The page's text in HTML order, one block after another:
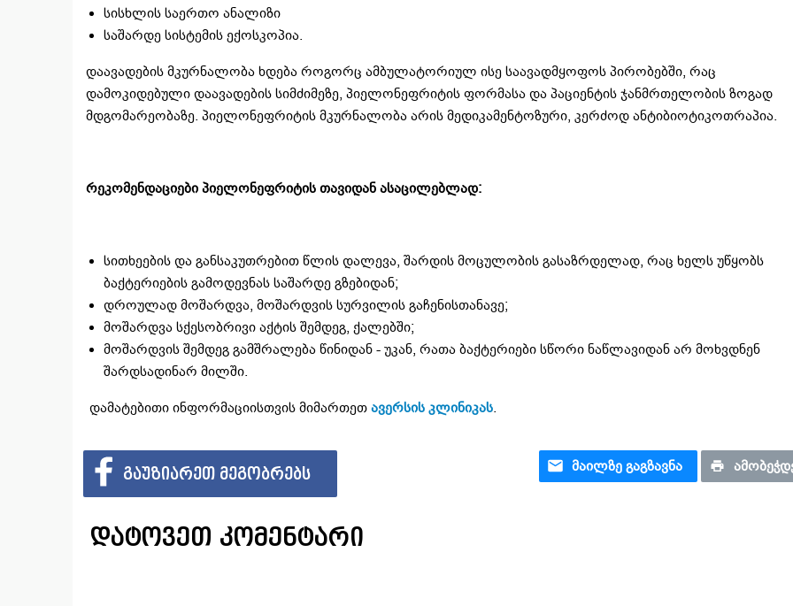
სისხლის საერთო ანალიზი
საშარდე სისტემის ექოსკოპია.
დაავადების მკურნალობა ხდება როგორც ამბულატორიულ ისე საავადმყოფოს პირობებში, რაც
დამოკიდებული დაავადების სიმძიმეზე, პიელონეფრიტის ფორმასა და პაციენტის ჯანმრთელობის ზოგად
მდგომარეობაზე. პიელონეფრიტის მკურნალობა არის მედიკამენტოზური, კერძოდ ანტიბიოტიკოთრაპია.
რეკომენდაციები პიელონეფრიტის თავიდან ასაცილებლად:
სითხეების და განსაკუთრებით წლის დალევა, შარდის მოცულობის გასაზრდელად, რაც ხელს უწყობს
ბაქტერიების გამოდევნას საშარდე გზებიდან;
დროულად მოშარდვა, მოშარდვის სურვილის გაჩენისთანავე;
მოშარდვა სქესობრივი აქტის შემდეგ, ქალებში;
მოშარდვის შემდეგ გამშრალება წინიდან - უკან, რათა ბაქტერიები სწორი ნაწლავიდან არ მოხვდნენ
შარდსადინარ მილში.
დამატებითი ინფორმაციისთვის მიმართეთ ავერსის კლინიკას
ᲒᲐᲣᲖᲘᲐᲠᲔᲗ ᲛᲔᲒᲝᲑᲠᲔᲑᲡ ᲛᲐᲘᲚᲖᲔ ᲒᲐᲒᲖᲐᲕᲜᲐ
დატოვეთ კომენტარი